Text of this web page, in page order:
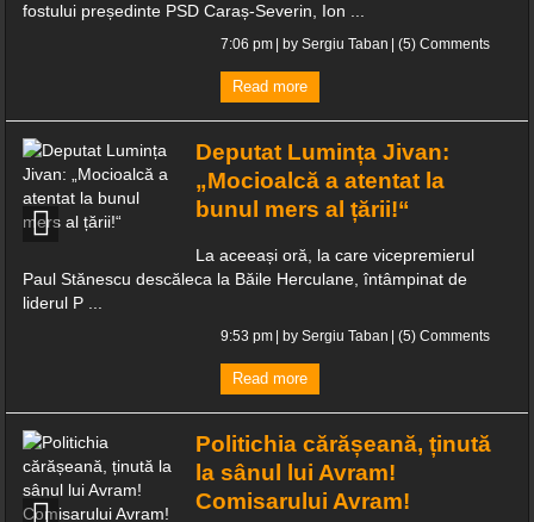
fostului președinte PSD Caraș-Severin, Ion ...
7:06 pm | bySergiu Taban (5) Comments
Read more
Deputat Lumința Jivan:
„Mocioalcă a atentat la
bunul mers al țării!“
La aceeași oră, la care vicepremierul
Paul Stănescu descăleca la Băile Herculane, întâmpinat de
liderul P ...
9:53 pm | bySergiu Taban (5) Comments
Read more
Politichia cărășeană, ținută
la sânul lui Avram!
Comisarului Avram!